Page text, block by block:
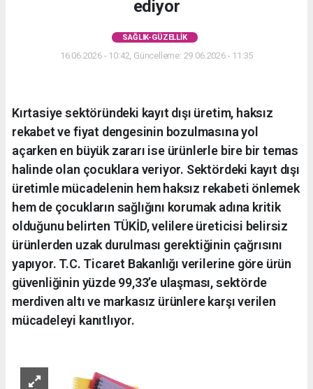
ediyor
SAĞLIK-GÜZELLIK
16.06.2026 - 10:42, Güncelleme: 29.06.2026 - 11:35
Kırtasiye sektöründeki kayıt dışı üretim, haksız
rekabet ve fiyat dengesinin bozulmasına yol
açarken en büyük zararı ise ürünlerle bire bir temas
halinde olan çocuklara veriyor. Sektördeki kayıt dışı
üretimle mücadelenin hem haksız rekabeti önlemek
hem de çocukların sağlığını korumak adına kritik
olduğunu belirten TÜKİD, velilere üreticisi belirsiz
ürünlerden uzak durulması gerektiğinin çağrısını
yapıyor. T.C. Ticaret Bakanlığı verilerine göre ürün
güvenliğinin yüzde 99,33’e ulaşması, sektörde
merdiven altı ve markasız ürünlere karşı verilen
mücadeleyi kanıtlıyor.